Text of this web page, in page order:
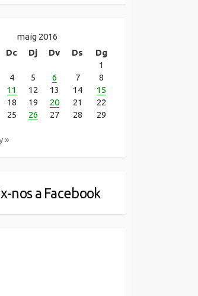
maig 2016
Dc Dj Dv Ds
Dg
1
4 5 6 7
8
11 12 13 14
15
18 19 20 21
22
25 26 27 28
29
»
nos a Facebook